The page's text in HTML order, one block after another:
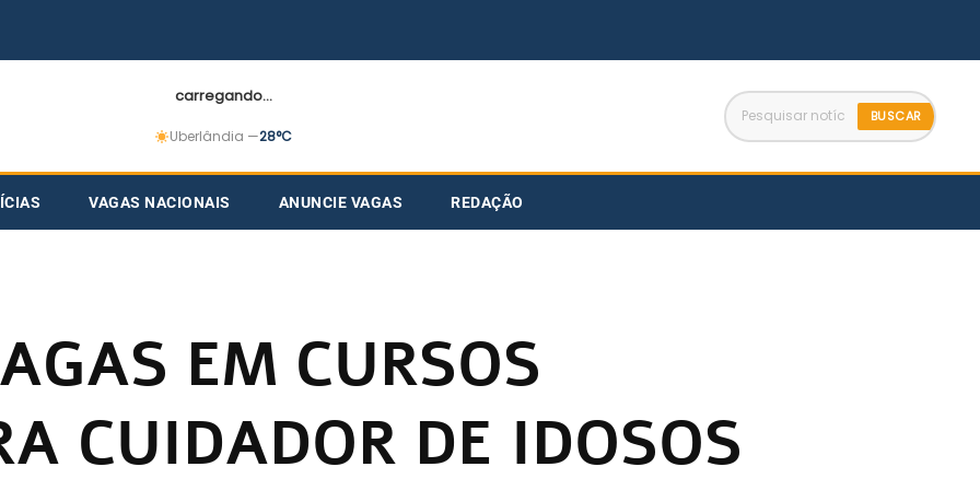
carregando...
Uberlândia —28°C
BUSCAR
VAGAS NACIONAIS ANUNCIE VAGAS REDAÇÃO
EM CURSOS
CUIDADOR DE IDOSOS